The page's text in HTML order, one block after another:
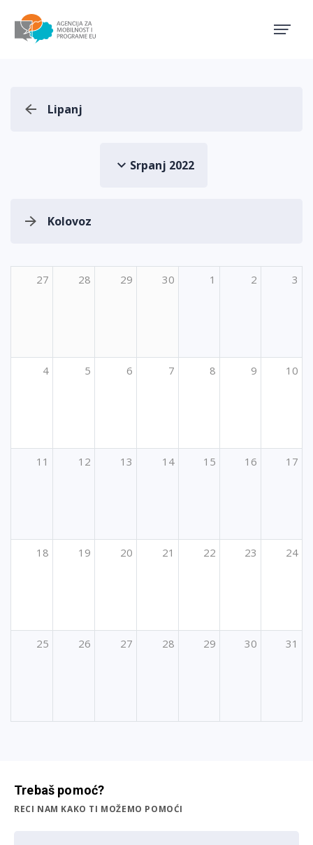
Lipanj
Srpanj 2022
Kolovoz
27 28 29 30 1 2 3
4 5 6 7 8 9 10
11 12 13 14 15 16 17
18 19 20 21 22 23 24
25 26 27 28 29 30 31
Trebaš pomoć?
RECI NAM KAKO TI MOŽEMO POMOĆI